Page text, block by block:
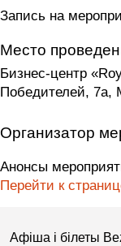
Запись на
Место
Бизнес-центр
Победителей, 7а,
Организатор
Анонсы
Перейти к
Афіша і білеты